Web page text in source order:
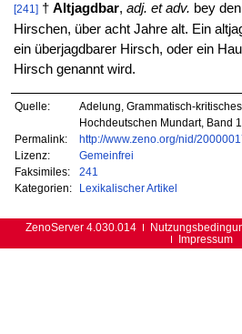
[241]† Altjagdbar, adj. et adv. bey
Hirschen, über acht Jahre alt. Ein
ein überjagdbarer Hirsch, oder ein
Hirsch genannt wird.
Quelle:
Adelung, Grammatisch-
Hochdeutschen Mundart, Band
Permalink:
http://www.zeno.org/nid/
Lizenz:
Gemeinfrei
Faksimiles:
241
Kategorien:
Lexikalischer Artikel
ZenoServer 4.030.014
Impressum